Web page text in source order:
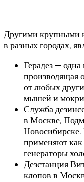
Другими крупными
в разных городах,
Герадез —
производящая
от любых
мышей и
Служба
в Москве,
Новосибирске.
применяют как
генераторы
Дезстанция
клопов в